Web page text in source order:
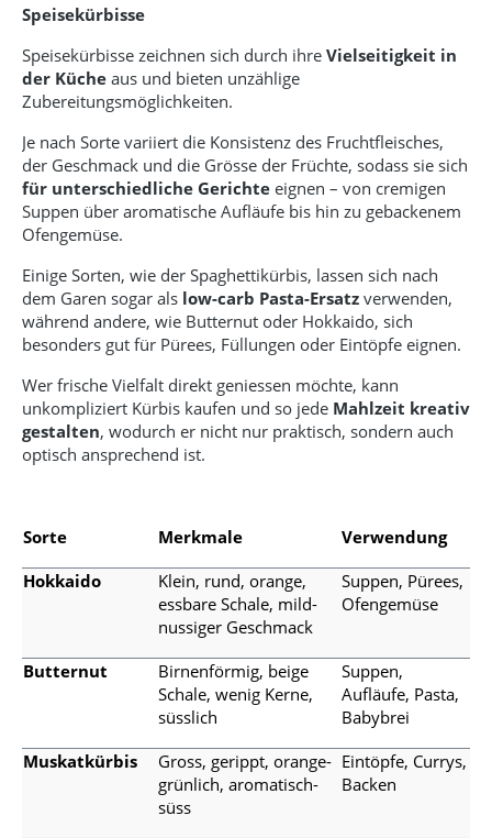
Speisekürbisse
Speisekürbisse zeichnen sich durch ihre Vielseitigkeit in
der Küche aus und bieten unzählige
Zubereitungsmöglichkeiten.
Je nach Sorte variiert die Konsistenz des Fruchtfleisches,
der Geschmack und die Grösse der Früchte, sodass sie sich
für unterschiedliche Gerichte eignen – von cremigen
Suppen über aromatische Aufläufe bis hin zu gebackenem
Ofengemüse.
Einige Sorten, wie der Spaghettikürbis, lassen sich nach
dem Garen sogar als low-carb Pasta-Ersatz verwenden,
während andere, wie Butternut oder Hokkaido, sich
besonders gut für Pürees, Füllungen oder Eintöpfe eignen.
Wer frische Vielfalt direkt geniessen möchte, kann
unkompliziert Kürbis kaufen und so jede Mahlzeit kreativ
gestalten, wodurch er nicht nur praktisch, sondern auch
optisch ansprechend ist.
Sorte Merkmale
Verwendung
Hokkaido
Klein, rund, orange,
essbare Schale, mild-
nussiger Geschmack
Suppen, Pürees,
Ofengemüse
Butternut
Birnenförmig, beige
Schale, wenig Kerne,
süsslich
Suppen,
Aufläufe, Pasta,
Babybrei
Muskatkürbis
Gross, gerippt, orange-
grünlich, aromatisch-
süss
Eintöpfe, Currys,
Backen